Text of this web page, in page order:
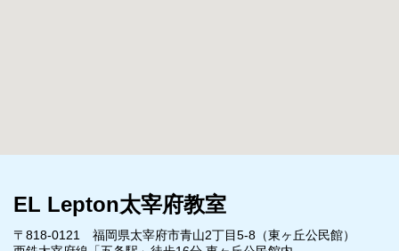
EL Lepton太宰府教室
〒818-0121 福岡県太宰府市青山2丁目5-8（東ヶ丘公民館）